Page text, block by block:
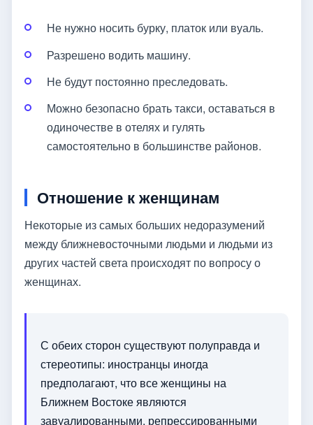
Не нужно носить бурку, платок или вуаль.
Разрешено водить машину.
Не будут постоянно преследовать.
Можно безопасно брать такси, оставаться в
одиночестве в отелях и гулять
самостоятельно в большинстве районов.
Отношение к женщинам
Некоторые из самых больших недоразумений
между ближневосточными людьми и людьми из
других частей света происходят по вопросу о
женщинах.
С обеих сторон существуют полуправда и
стереотипы: иностранцы иногда
предполагают, что все женщины на
Ближнем Востоке являются
завуалированными, репрессированными